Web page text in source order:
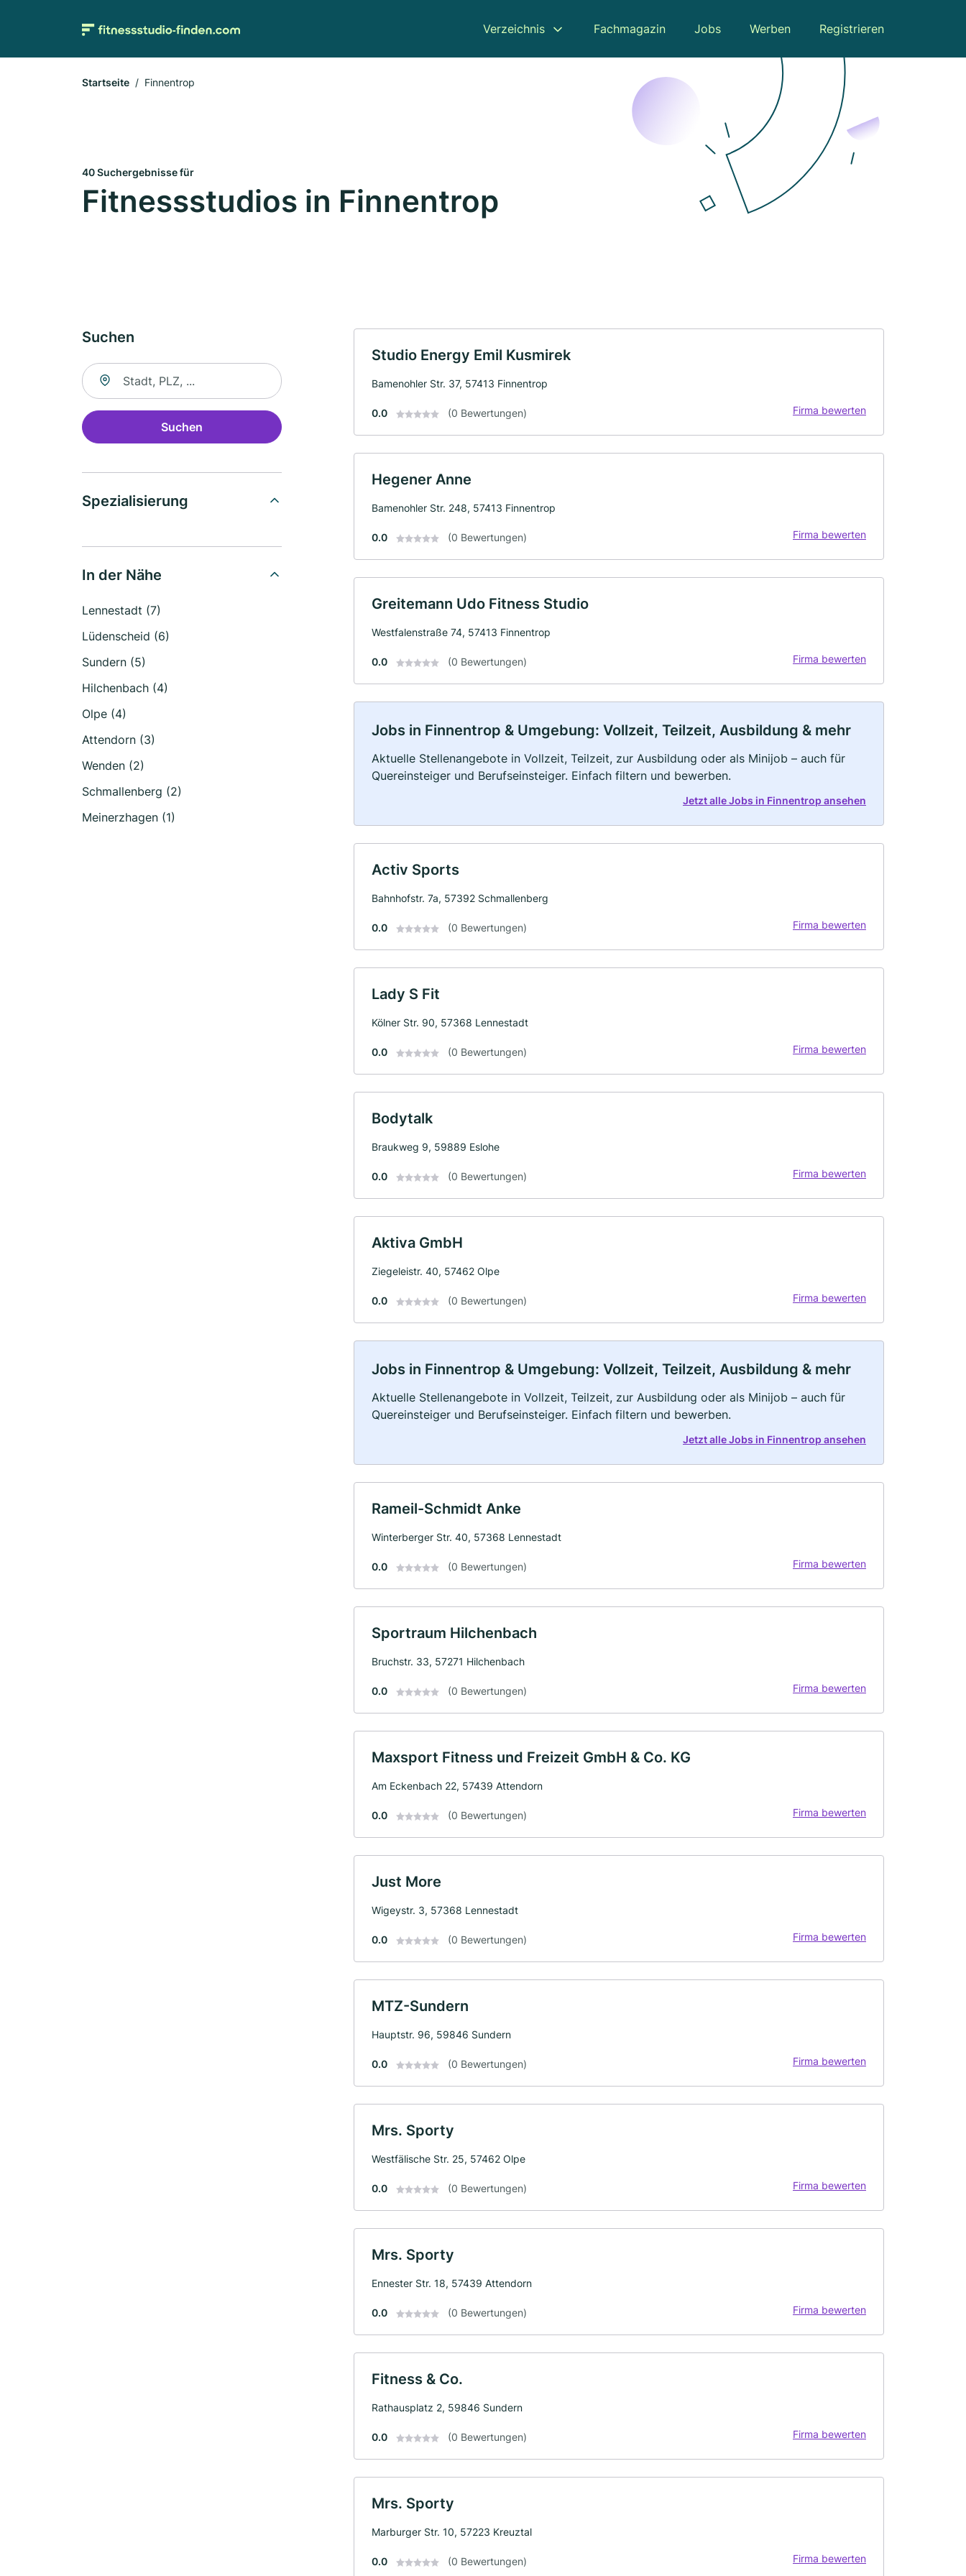
Verzeichnis Fachmagazin Jobs Werben Registrieren
Startseite Finnentrop
40 Suchergebnisse für
Fitnessstudios in Finnentrop
Suchen
Suche nach Ort
Suchen
Spezialisierung
In der Nähe
Lennestadt (7)
Lüdenscheid (6)
Sundern (5)
Hilchenbach (4)
Olpe (4)
Attendorn (3)
Wenden (2)
Schmallenberg (2)
Meinerzhagen (1)
Studio Energy Emil Kusmirek
Bamenohler Str. 37, 57413 Finnentrop
0.0 (0 Bewertungen) Firma bewerten
Hegener Anne
Bamenohler Str. 248, 57413 Finnentrop
0.0 (0 Bewertungen) Firma bewerten
Greitemann Udo Fitness Studio
Westfalenstraße 74, 57413 Finnentrop
0.0 (0 Bewertungen) Firma bewerten
Jobs in Finnentrop & Umgebung: Vollzeit, Teilzeit, Ausbildung & mehr
Aktuelle Stellenangebote in Vollzeit, Teilzeit, zur Ausbildung oder als Minijob – auch für
Quereinsteiger und Berufseinsteiger. Einfach filtern und bewerben.
Jetzt alle Jobs in Finnentrop ansehen
Activ Sports
Bahnhofstr. 7a, 57392 Schmallenberg
0.0 (0 Bewertungen) Firma bewerten
Lady S Fit
Kölner Str. 90, 57368 Lennestadt
0.0 (0 Bewertungen) Firma bewerten
Bodytalk
Braukweg 9, 59889 Eslohe
0.0 (0 Bewertungen) Firma bewerten
Aktiva GmbH
Ziegeleistr. 40, 57462 Olpe
0.0 (0 Bewertungen) Firma bewerten
Jobs in Finnentrop & Umgebung: Vollzeit, Teilzeit, Ausbildung & mehr
Aktuelle Stellenangebote in Vollzeit, Teilzeit, zur Ausbildung oder als Minijob – auch für
Quereinsteiger und Berufseinsteiger. Einfach filtern und bewerben.
Jetzt alle Jobs in Finnentrop ansehen
Rameil-Schmidt Anke
Winterberger Str. 40, 57368 Lennestadt
0.0 (0 Bewertungen) Firma bewerten
Sportraum Hilchenbach
Bruchstr. 33, 57271 Hilchenbach
0.0 (0 Bewertungen) Firma bewerten
Maxsport Fitness und Freizeit GmbH & Co. KG
Am Eckenbach 22, 57439 Attendorn
0.0 (0 Bewertungen) Firma bewerten
Just More
Wigeystr. 3, 57368 Lennestadt
0.0 (0 Bewertungen) Firma bewerten
MTZ-Sundern
Hauptstr. 96, 59846 Sundern
0.0 (0 Bewertungen) Firma bewerten
Mrs. Sporty
Westfälische Str. 25, 57462 Olpe
0.0 (0 Bewertungen) Firma bewerten
Mrs. Sporty
Ennester Str. 18, 57439 Attendorn
0.0 (0 Bewertungen) Firma bewerten
Fitness & Co.
Rathausplatz 2, 59846 Sundern
0.0 (0 Bewertungen) Firma bewerten
Mrs. Sporty
Marburger Str. 10, 57223 Kreuztal
0.0 (0 Bewertungen) Firma bewerten